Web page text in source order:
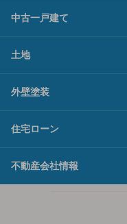
中古一戸建て
土地
外壁塗装
住宅ローン
不動産会社情報